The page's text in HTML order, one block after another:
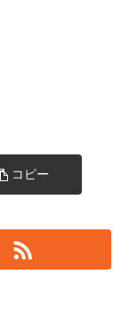
コピー